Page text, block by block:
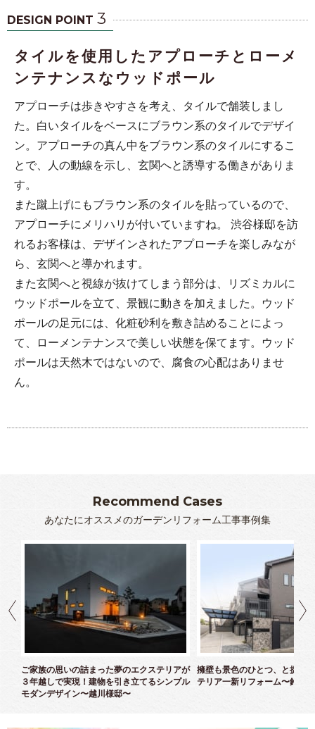
DESIGN POINT 3
タイルを使用したアプローチとローメ
ンテナンスなウッドポール
アプローチは歩きやすさを考え、タイルで舗装しまし
た。白いタイルをベースにブラウン系のタイルでデザイ
ン。アプローチの真ん中をブラウン系のタイルにするこ
とで、人の動線を示し、玄関へと誘導する働きがありま
す。
また蹴上げにもブラウン系のタイルを貼っているので、
アプローチにメリハリが付いていますね。 渋谷様邸を訪
れるお客様は、デザインされたアプローチを楽しみなが
ら、玄関へと導かれます。
また玄関へと視線が抜けてしまう部分は、リズミカルに
ウッドポールを立て、景観に動きを加えました。ウッド
ポールの足元には、化粧砂利を敷き詰めることによっ
て、ローメンテナンスで美しい状態を保てます。ウッド
ポールは天然木ではないので、腐食の心配はありませ
ん。
Recommend Cases
あなたにオススメのガーデンリフォーム工事事例集
ご家族の思いの詰まった夢のエクステリアが
３年越しで実現！建物を引き立てるシンプル
モダンデザイン〜越川様邸〜
擁壁も景色のひとつ、と捉え
テリア一新リフォーム〜鈴木